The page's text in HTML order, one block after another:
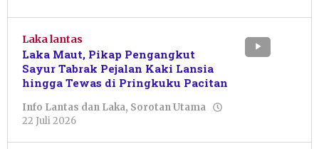
Laka lantas
Laka Maut, Pikap Pengangkut
Sayur Tabrak Pejalan Kaki Lansia
hingga Tewas di Pringkuku Pacitan
Info Lantas dan Laka, Sorotan Utama
22 Juli 2026